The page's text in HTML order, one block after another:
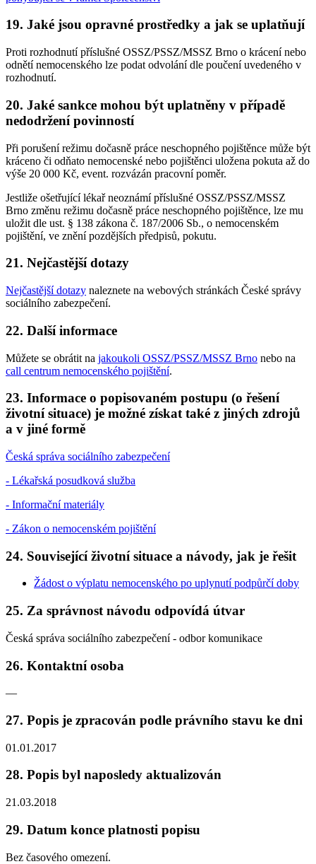
19. Jaké jsou opravné prostředky a jak se uplatňují
Proti rozhodnutí příslušné OSSZ/PSSZ/MSSZ Brno o krácení nebo
odnětí nemocenského lze podat odvolání dle poučení uvedeného v
rozhodnutí.
20. Jaké sankce mohou být uplatněny v případě
nedodržení povinností
Při porušení režimu dočasně práce neschopného pojištěnce může být
kráceno či odňato nemocenské nebo pojištěnci uložena pokuta až do
výše 20 000 Kč, event. rozvázán pracovní poměr.
Jestliže ošetřující lékař neoznámí příslušné OSSZ/PSSZ/MSSZ
Brno změnu režimu dočasně práce neschopného pojištěnce, lze mu
uložit dle ust. § 138 zákona č. 187/2006 Sb., o nemocenském
pojištění, ve znění pozdějších předpisů, pokutu.
21. Nejčastější dotazy
Nejčastější dotazy naleznete na webových stránkách České správy
sociálního zabezpečení.
22. Další informace
Můžete se obrátit na jakoukoli OSSZ/PSSZ/MSSZ Brno nebo na
call centrum nemocenského pojištění.
23. Informace o popisovaném postupu (o řešení
životní situace) je možné získat také z jiných zdrojů
a v jiné formě
Česká správa sociálního zabezpečení
- Lékařská posudková služba
- Informační materiály
- Zákon o nemocenském pojištění
24. Související životní situace a návody, jak je řešit
Žádost o výplatu nemocenského po uplynutí podpůrčí doby
25. Za správnost návodu odpovídá útvar
Česká správa sociálního zabezpečení - odbor komunikace
26. Kontaktní osoba
—
27. Popis je zpracován podle právního stavu ke dni
01.01.2017
28. Popis byl naposledy aktualizován
21.03.2018
29. Datum konce platnosti popisu
Bez časového omezení.